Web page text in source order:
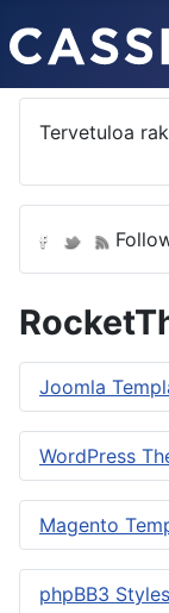
Tervetuloa
Joomla
WordPress
Magento
phpBB3 Styles